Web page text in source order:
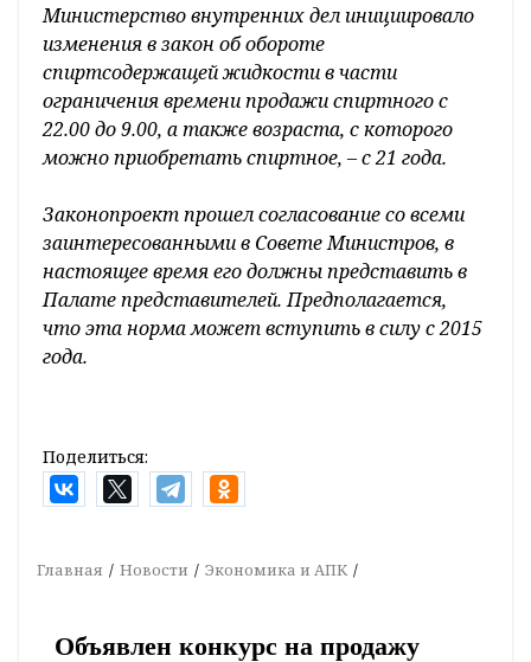
Министерство внутренних дел инициировало
изменения в закон об обороте
спиртсодержащей жидкости в части
ограничения времени продажи спиртного с
22.00 до 9.00, а также возраста, с которого
можно приобретать спиртное, – с 21 года.
Законопроект прошел согласование со всеми
заинтересованными в Совете Министров, в
настоящее время его должны представить в
Палате представителей. Предполагается,
что эта норма может вступить в силу с 2015
года.
Поделиться:
Главная Новости Экономика и АПК
Объявлен конкурс на продажу